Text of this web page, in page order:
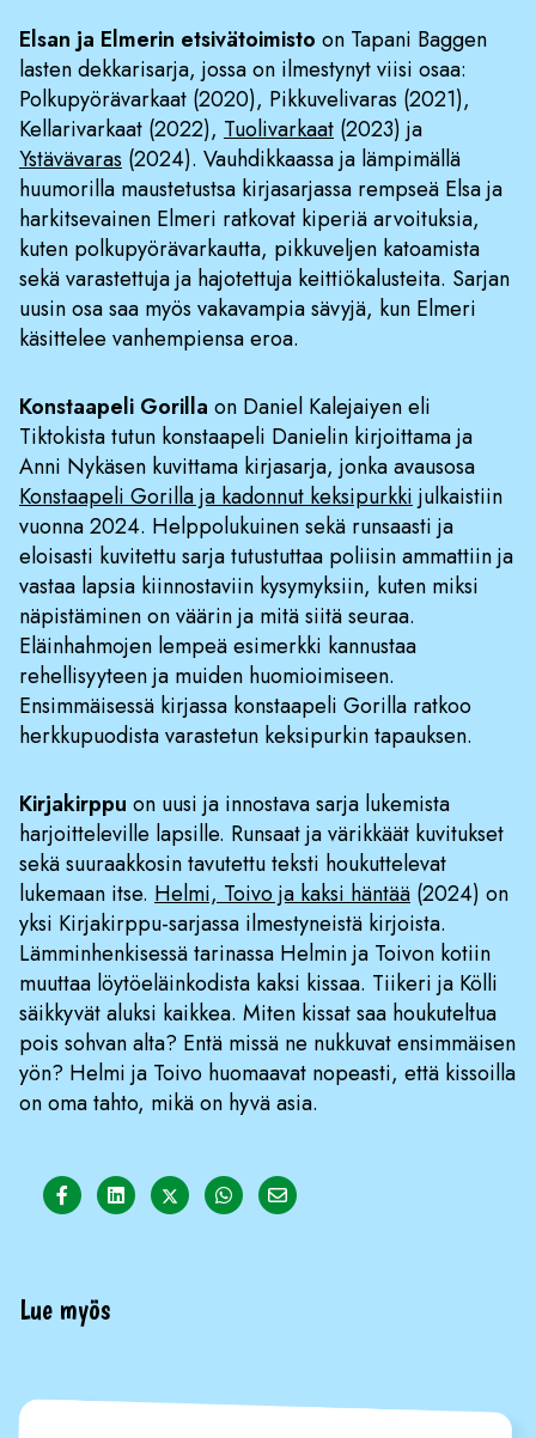
Elsan ja Elmerin etsivätoimisto on Tapani Baggen
lasten dekkarisarja, jossa on ilmestynyt viisi osaa:
Polkupyörävarkaat (2020), Pikkuvelivaras (2021),
Kellarivarkaat (2022), Tuolivarkaat (2023) ja
Ystävävaras (2024). Vauhdikkaassa ja lämpimällä
huumorilla maustetustsa kirjasarjassa rempseä Elsa ja
harkitsevainen Elmeri ratkovat kiperiä arvoituksia,
kuten polkupyörävarkautta, pikkuveljen katoamista
sekä varastettuja ja hajotettuja keittiökalusteita. Sarjan
uusin osa saa myös vakavampia sävyjä, kun Elmeri
käsittelee vanhempiensa eroa.
Konstaapeli Gorilla on Daniel Kalejaiyen eli
Tiktokista tutun konstaapeli Danielin kirjoittama ja
Anni Nykäsen kuvittama kirjasarja, jonka avausosa
Konstaapeli Gorilla ja kadonnut keksipurkki julkaistiin
vuonna 2024. Helppolukuinen sekä runsaasti ja
eloisasti kuvitettu sarja tutustuttaa poliisin ammattiin ja
vastaa lapsia kiinnostaviin kysymyksiin, kuten miksi
näpistäminen on väärin ja mitä siitä seuraa.
Eläinhahmojen lempeä esimerkki kannustaa
rehellisyyteen ja muiden huomioimiseen.
Ensimmäisessä kirjassa konstaapeli Gorilla ratkoo
herkkupuodista varastetun keksipurkin tapauksen.
Kirjakirppu on uusi ja innostava sarja lukemista
harjoitteleville lapsille. Runsaat ja värikkäät kuvitukset
sekä suuraakkosin tavutettu teksti houkuttelevat
lukemaan itse. Helmi, Toivo ja kaksi häntää (2024) on
yksi Kirjakirppu-sarjassa ilmestyneistä kirjoista.
Lämminhenkisessä tarinassa Helmin ja Toivon kotiin
muuttaa löytöeläinkodista kaksi kissaa. Tiikeri ja Kölli
säikkyvät aluksi kaikkea. Miten kissat saa houkuteltua
pois sohvan alta? Entä missä ne nukkuvat ensimmäisen
yön? Helmi ja Toivo huomaavat nopeasti, että kissoilla
on oma tahto, mikä on hyvä asia.
Share on Facebook
Share on LinkedIn
Share on Twitter
Share on WhatsApp
Lue myös